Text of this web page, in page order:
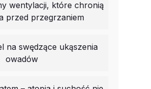
wentylacji, które chronią
przed przegrzaniem
na swędzące ukąszenia
owadów